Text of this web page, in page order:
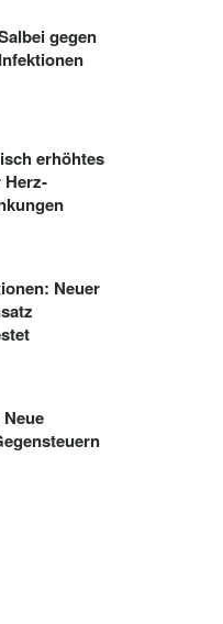
gegen
erhöhtes
Neuer